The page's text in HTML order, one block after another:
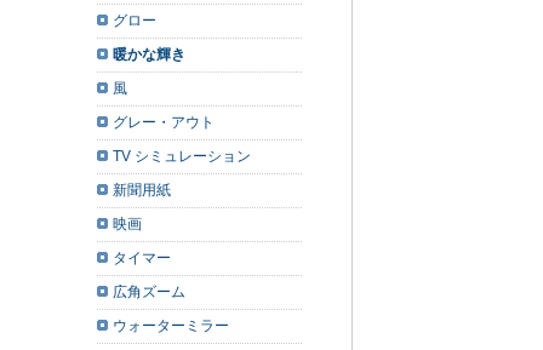
グロー
暖かな輝き
風
グレー・アウト
TV シミュレーション
新聞用紙
映画
タイマー
広角ズーム
ウォーターミラー